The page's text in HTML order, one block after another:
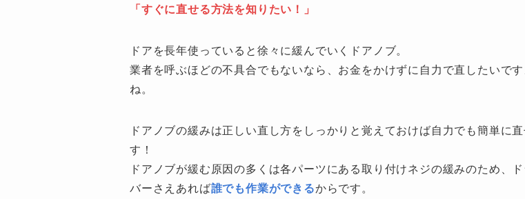
「すぐに直せる方法を知りたい！」
ドアを長年使っていると徐々に緩んでいくドアノブ。
業者を呼ぶほどの不具合でもないなら、お金をかけずに自力で直したいです
ね。
ドアノブの緩みは正しい直し方をしっかりと覚えておけば自力でも簡単に直
す！
ドアノブが緩む原因の多くは各パーツにある取り付けネジの緩みのため、ド
バーさえあれば誰でも作業ができるからです。